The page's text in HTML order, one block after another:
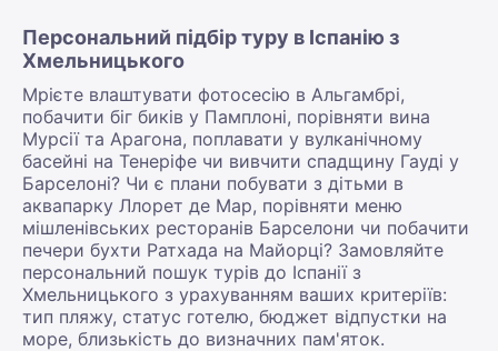
Персональний підбір туру в Іспанію з
Хмельницького
Мрієте влаштувати фотосесію в Альгамбрі,
побачити біг биків у Памплоні, порівняти вина
Мурсії та Арагона, поплавати у вулканічному
басейні на Тенеріфе чи вивчити спадщину Гауді у
Барселоні? Чи є плани побувати з дітьми в
аквапарку Ллорет де Мар, порівняти меню
мішленівських ресторанів Барселони чи побачити
печери бухти Ратхада на Майорці? Замовляйте
персональний пошук турів до Іспанії з
Хмельницького з урахуванням ваших критеріїв:
тип пляжу, статус готелю, бюджет відпустки на
море, близькість до визначних пам'яток.